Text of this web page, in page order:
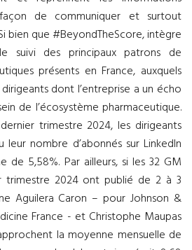
de communiquer et surtout
bien que #BeyondTheScore, intègre
suivi des principaux patrons de
présents en France, auxquels
dont l’entreprise a un écho
de l’écosystème pharmaceutique.
trimestre 2024, les dirigeants
nombre d’abonnés sur LinkedIn
de 5,58%. Par ailleurs, si les 32 GM
trimestre 2024 ont publié de 2 à 3
Aguilera Caron – pour Johnson &
France - et Christophe Maupas
la moyenne mensuelle de